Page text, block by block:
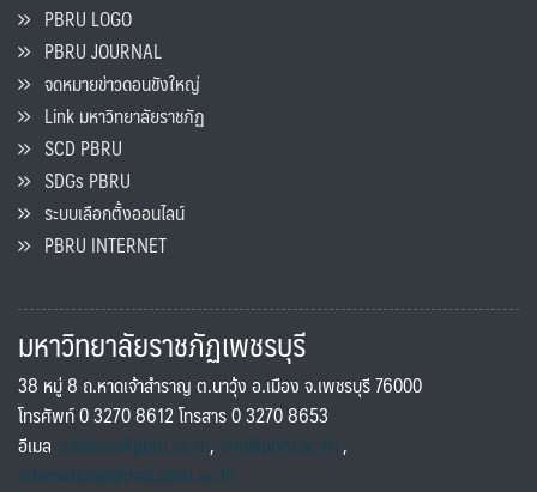
PBRU LOGO
PBRU JOURNAL
จดหมายข่าวดอนขังใหญ่
Link มหาวิทยาลัยราชภัฏ
SCD PBRU
SDGs PBRU
ระบบเลือกตั้งออนไลน์
PBRU INTERNET
มหาวิทยาลัยราชภัฏเพชรบุรี
38 หมู่ 8 ถ.หาดเจ้าสำราญ ต.นาวุ้ง อ.เมือง จ.เพชรบุรี 76000
โทรศัพท์ 0 3270 8612 โทรสาร 0 3270 8653
อีเมล saraban@pbru.ac.th, info@pbru.ac.th,
international@mail.pbru.ac.th